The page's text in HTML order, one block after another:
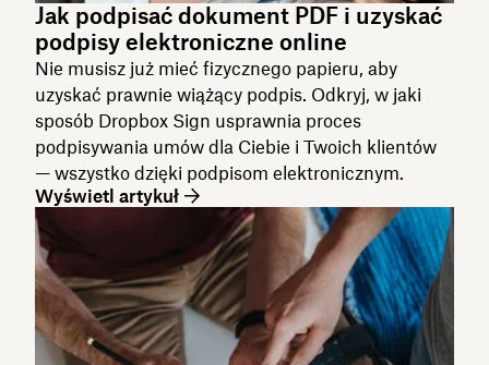
Jak podpisać dokument PDF i uzyskać
podpisy elektroniczne online
Nie musisz już mieć fizycznego papieru, aby
uzyskać prawnie wiążący podpis. Odkryj, w jaki
sposób Dropbox Sign usprawnia proces
podpisywania umów dla Ciebie i Twoich klientów
— wszystko dzięki podpisom elektronicznym.
Wyświetl artykuł